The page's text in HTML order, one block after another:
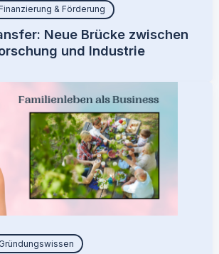
& Förderung
Neue Brücke zwischen
und Industrie
Gründungswissen